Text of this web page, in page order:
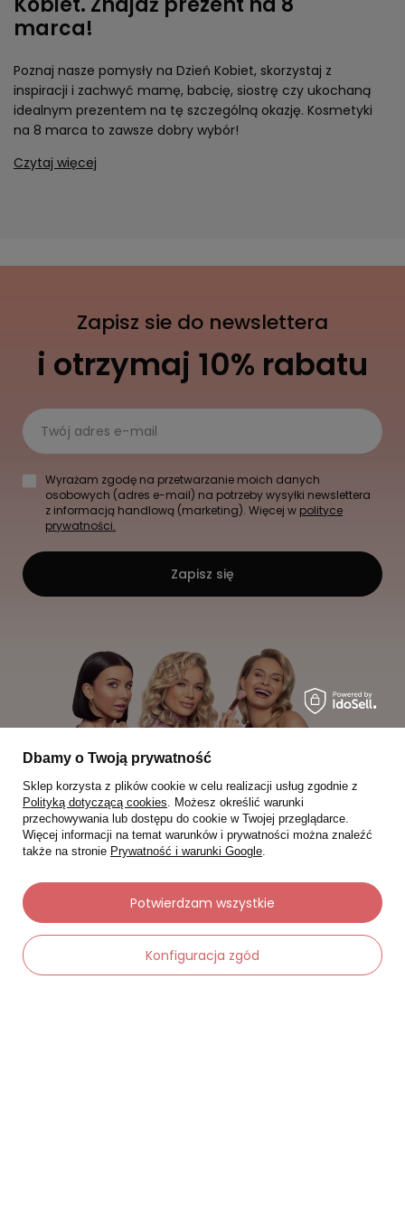
marca!
Poznaj nasze pomysły na Dzień Kobiet, skorzystaj z
inspiracji i zachwyć mamę, babcię, siostrę czy ukochaną
idealnym prezentem na tę szczególną okazję. Kosmetyki
na 8 marca to zawsze dobry wybór!
Czytaj więcej
Zapisz sie do newslettera
i otrzymaj 10% rabatu
Twój adres e-mail
Wyrażam zgodę na przetwarzanie moich danych
osobowych (adres e-mail) na potrzeby wysyłki newslettera
z informacją handlową (marketing). Więcej w polityce
prywatności.
Zapisz się
Moje zamówienia
Status zamówienia
Śledzenie przesyłki
Dbamy o Twoją prywatność
Sklep korzysta z plików cookie w celu realizacji usług zgodnie z
Polityką dotyczącą cookies. Możesz określić warunki
przechowywania lub dostępu do cookie w Twojej przeglądarce.
Więcej informacji na temat warunków i prywatności można znaleźć
także na stronie Prywatność i warunki Google.
Konfiguracja zgód
Potwierdzam wszystkie